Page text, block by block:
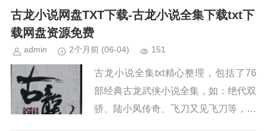
古龙介绍古龙，原名熊耀华，籍贯江
古龙小说网盘TXT下载-古龙小说全集下载txt下
载网盘资源免费
admin 2个月前 (06-04) 151
古龙小说全集txt精心整理，包括了76
部经典古龙武侠小说全集，如：绝代双
骄、陆小凤传奇、飞刀又见飞刀等，喜